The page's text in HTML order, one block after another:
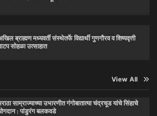
ब्राह्मण मध्यवर्ती संस्थेतर्फे विद्यार्थी गुणगौरव व शिष्यवृत्ती
सोहळा उत्साहात
View All
साम्राज्याच्या उभारणीत गंगोबातात्या चंद्रचूड यांचे सिंहाचे
: पांडुरंग बलकवडे